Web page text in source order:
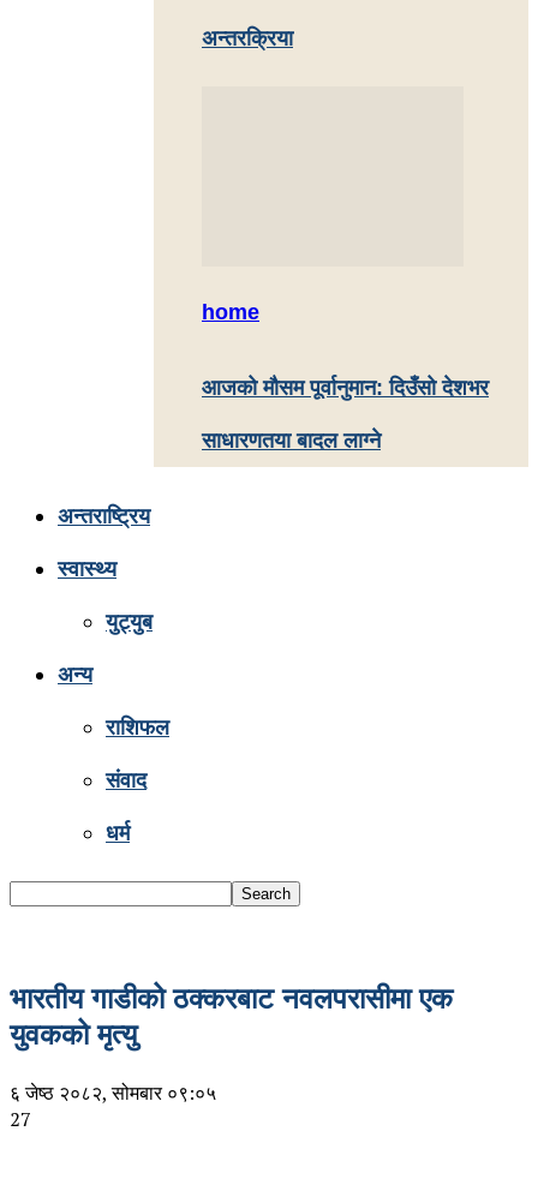
अन्तरक्रिया
home
आजको मौसम पूर्वानुमान: दिउँसो देशभर
साधारणतया बादल लाग्ने
अन्तराष्ट्रिय
स्वास्थ्य
युट्युब
अन्य
राशिफल
संवाद
धर्म
भारतीय गाडीको ठक्करबाट नवलपरासीमा एक
युवकको मृत्यु
६ जेष्ठ २०८२, सोमबार ०९:०५
27